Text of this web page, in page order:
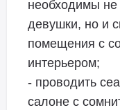
необходимы
девушки, но и
помещения с
интерьером;
- проводить
салоне с